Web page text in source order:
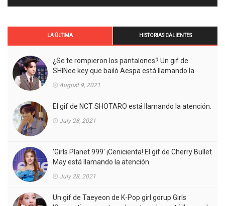
LA ÚLTIMA HISTORIAS CALIENTES
¿Se te rompieron los pantalones? Un gif de
SHINee key que bailó Aespa está llamando la
atención.
August 9, 2021
El gif de NCT SHOTARO está llamando la atención.
July 28, 2021
'Girls Planet 999' ¡Cenicienta! El gif de Cherry Bullet
May está llamando la atención.
July 28, 2021
Un gif de Taeyeon de K-Pop girl gorup Girls